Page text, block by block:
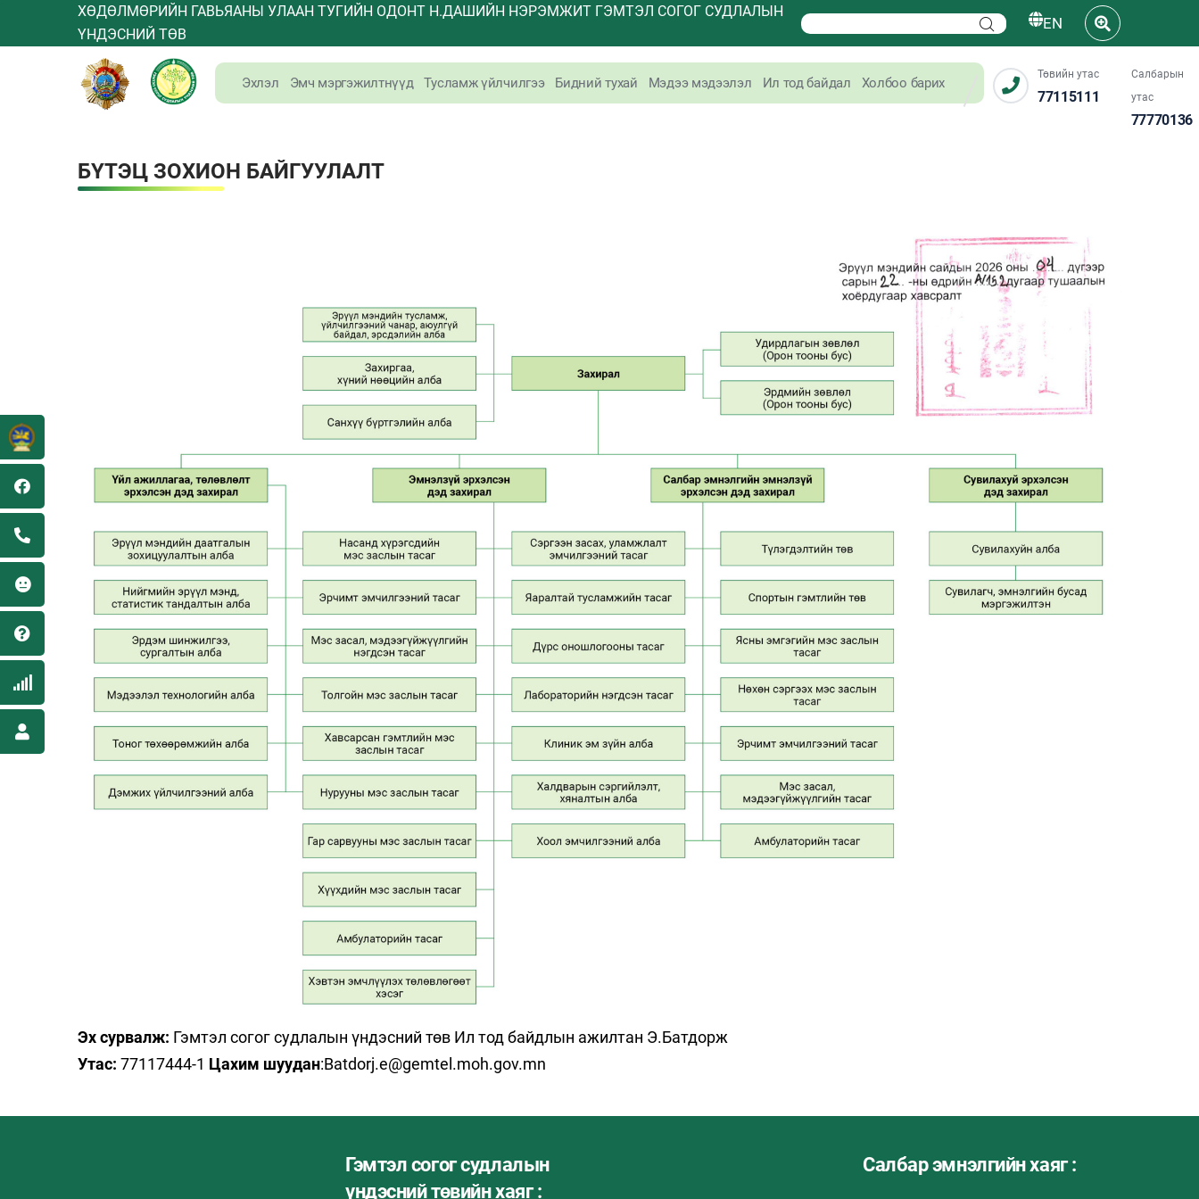
ХӨДӨЛМӨРИЙН ГАВЬЯАНЫ УЛААН ТУГИЙН ОДОНТ Н.ДАШИЙН НЭРЭМЖИТ ГЭМТЭЛ СОГОГ СУДЛАЛЫН
ҮНДЭСНИЙ ТӨВ
EN
Эхлэл Эмч мэргэжилтнүүд Тусламж үйлчилгээ Бидний тухай Мэдээ мэдээлэл Ил тод байдал Холбоо барих
Төвийн утас
77115111
Салбарын
утас
77770136
БҮТЭЦ ЗОХИОН БАЙГУУЛАЛТ
Эх сурвалж: Гэмтэл согог судлалын үндэсний төв Ил тод байдлын ажилтан Э.Батдорж
Утас: 77117444-1 Цахим шуудан:Batdorj.e@gemtel.moh.gov.mn
Гэмтэл согог судлалын
үндэсний төвийн хаяг :
Салбар эмнэлгийн хаяг :